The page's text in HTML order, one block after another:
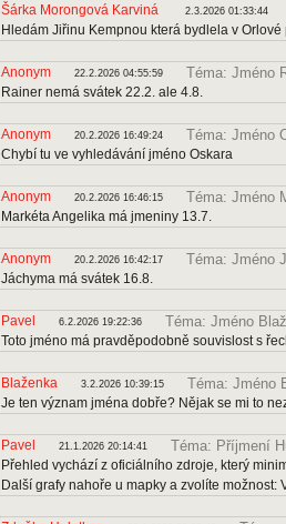
Šárka Morongová Karviná 2.3.2026 01:33:44
Hledám Jiřinu Kempnou která bydlela v
Anonym 22.2.2026 04:55:59 Téma: Jméno
Rainer nemá svátek 22.2. ale 4.8.
Anonym 20.2.2026 16:49:24 Téma: Jméno
Chybí tu ve vyhledávání jméno Oskara
Anonym 20.2.2026 16:46:15 Téma: Jméno
Markéta Angelika má jmeniny 13.7.
Anonym 20.2.2026 16:42:17 Téma: Jméno
Jáchyma má svátek 16.8.
Pavel 6.2.2026 19:22:36 Téma: Jméno
Toto jméno má pravděpodobně souvislost s
Blaženka 3.2.2026 10:39:15 Téma: Jméno
Je ten význam jména dobře? Nějak se mi to
Pavel 21.1.2026 20:14:41 Téma: Příjmení
Přehled vychází z oficiálního zdroje, který
Další grafy nahoře u mapky a zvolíte